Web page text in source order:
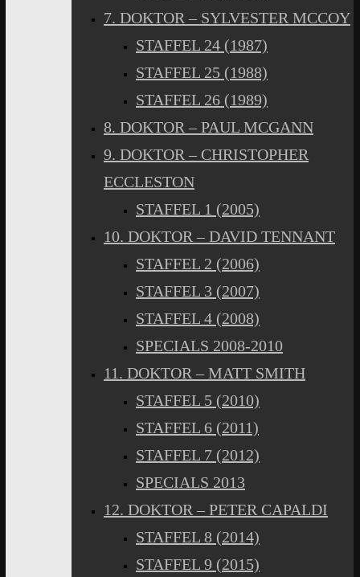
7. DOKTOR – SYLVESTER MCCOY
STAFFEL 24 (1987)
STAFFEL 25 (1988)
STAFFEL 26 (1989)
8. DOKTOR – PAUL MCGANN
9. DOKTOR – CHRISTOPHER
ECCLESTON
STAFFEL 1 (2005)
10. DOKTOR – DAVID TENNANT
STAFFEL 2 (2006)
STAFFEL 3 (2007)
STAFFEL 4 (2008)
SPECIALS 2008-2010
11. DOKTOR – MATT SMITH
STAFFEL 5 (2010)
STAFFEL 6 (2011)
STAFFEL 7 (2012)
SPECIALS 2013
12. DOKTOR – PETER CAPALDI
STAFFEL 8 (2014)
STAFFEL 9 (2015)